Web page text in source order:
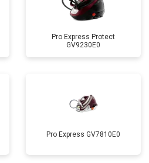
Pro Express Protect
GV9230E0
Pro Express GV7810E0